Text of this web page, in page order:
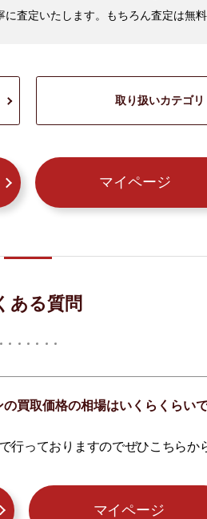
査定いたします。もちろん査定は無
取り扱いカテゴリ
マイページ
ある質問
買取価格の相場はいくらくらい
行っておりますのでぜひこちらか
マイページ